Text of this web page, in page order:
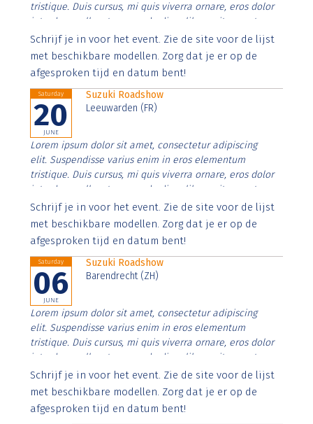
tristique. Duis cursus, mi quis viverra ornare, eros dolor
interdum nulla, ut commodo diam libero vitae erat.
Aenean faucibus nibh et justo cursus id rutrum lorem
imperdiet. Nunc ut sem vitae risus tristique posuere.
Schrijf je in voor het event. Zie de site voor de lijst
met beschikbare modellen. Zorg dat je er op de
afgesproken tijd en datum bent!
Saturday
20
JUNE
Suzuki Roadshow
Leeuwarden (FR)
Lorem ipsum dolor sit amet, consectetur adipiscing
elit. Suspendisse varius enim in eros elementum
tristique. Duis cursus, mi quis viverra ornare, eros dolor
interdum nulla, ut commodo diam libero vitae erat.
Aenean faucibus nibh et justo cursus id rutrum lorem
imperdiet. Nunc ut sem vitae risus tristique posuere.
Schrijf je in voor het event. Zie de site voor de lijst
met beschikbare modellen. Zorg dat je er op de
afgesproken tijd en datum bent!
Saturday
06
JUNE
Suzuki Roadshow
Barendrecht (ZH)
Lorem ipsum dolor sit amet, consectetur adipiscing
elit. Suspendisse varius enim in eros elementum
tristique. Duis cursus, mi quis viverra ornare, eros dolor
interdum nulla, ut commodo diam libero vitae erat.
Aenean faucibus nibh et justo cursus id rutrum lorem
imperdiet. Nunc ut sem vitae risus tristique posuere.
Schrijf je in voor het event. Zie de site voor de lijst
met beschikbare modellen. Zorg dat je er op de
afgesproken tijd en datum bent!